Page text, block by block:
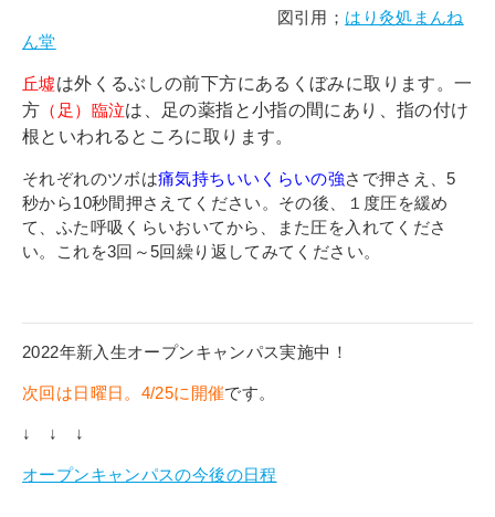
図引用； はり灸処まんね
ん堂
丘墟は外くるぶしの前下方にあるくぼみに取ります。一
方 （足）臨泣は、足の薬指と小指の間にあり、指の付け
根といわれるところに取ります。
それぞれのツボは痛気持ちいいくらいの強さで押さえ、5
秒から10秒間押さえてください。その後、１度圧を緩め
て、ふた呼吸くらいおいてから、また圧を入れてくださ
い。これを3回～5回繰り返してみてください。
2022年新入生オープンキャンパス実施中！
次回は日曜日。4/25に開催です。
↓ ↓ ↓
オープンキャンパスの今後の日程